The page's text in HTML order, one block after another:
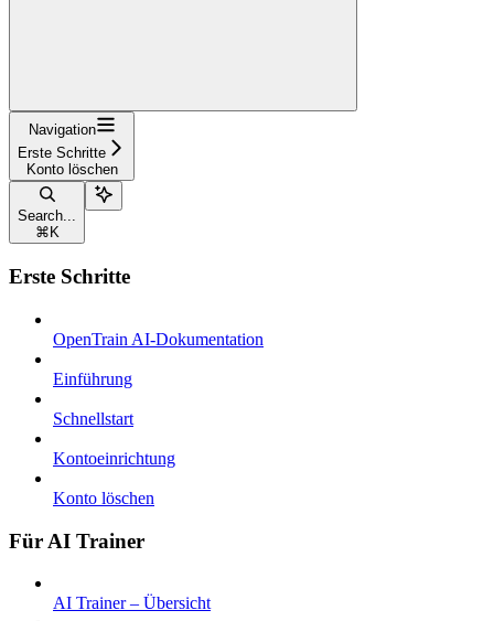
Navigation
Erste Schritte
Konto löschen
Search...
⌘ K
Erste Schritte
OpenTrain AI-Dokumentation
Einführung
Schnellstart
Kontoeinrichtung
Konto löschen
Für AI Trainer
AI Trainer – Übersicht